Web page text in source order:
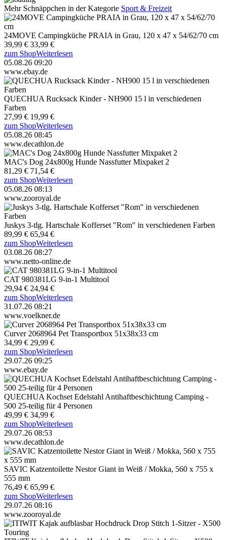
Mehr Schnäppchen in der Kategorie Sport & Freizeit
24MOVE Campingküche PRAIA in Grau, 120 x 47 x 54/62/70 cm
39,99 € 33,99 €
zum ShopWeiterlesen
05.08.26 09:20
www.ebay.de
QUECHUA Rucksack Kinder - NH900 15 l in verschiedenen
Farben
27,99 € 19,99 €
zum ShopWeiterlesen
05.08.26 08:45
www.decathlon.de
MAC's Dog 24x800g Hunde Nassfutter Mixpaket 2
81,29 € 71,54 €
zum ShopWeiterlesen
05.08.26 08:13
www.zooroyal.de
Juskys 3-tlg. Hartschale Kofferset "Rom" in verschiedenen Farben
89,99 € 65,94 €
zum ShopWeiterlesen
03.08.26 08:27
www.netto-online.de
CAT 980381LG 9-in-1 Multitool
29,94 € 24,94 €
zum ShopWeiterlesen
31.07.26 08:21
www.voelkner.de
Curver 2068964 Pet Transportbox 51x38x33 cm
34,99 € 29,99 €
zum ShopWeiterlesen
29.07.26 09:25
www.ebay.de
QUECHUA Kochset Edelstahl Antihaftbeschichtung Camping -
500 25-teilig für 4 Personen
49,99 € 34,99 €
zum ShopWeiterlesen
29.07.26 08:53
www.decathlon.de
SAVIC Katzentoilette Nestor Giant in Weiß / Mokka, 560 x 755 x
555 mm
76,49 € 65,99 €
zum ShopWeiterlesen
29.07.26 08:16
www.zooroyal.de